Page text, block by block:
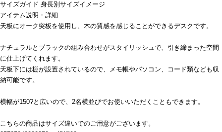
サイズガイド 身長別サイズイメージ
アイテム説明・詳細
天板にオーク突板を使用し、木の質感を感じることができるデスクです。
ナチュラルとブラックの組み合わせがスタイリッシュで、引き締まった空間
に仕上げてくれます。
天板下には棚が設置されているので、メモ帳やパソコン、コード類なども収
納可能です。
横幅が150?と広いので、2名横並びでお使いいただくこともできます。
こちらの商品はサイズ違いでのご用意がございます。